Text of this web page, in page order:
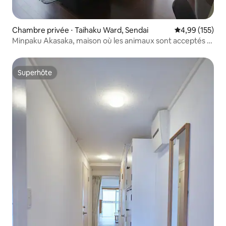
Chambre privée ⋅ Taihaku Ward, Sendai Évaluation
4,99 (155)
Minpaku Akasaka, maison où les animaux sont acceptés ~
Superhôte
Superhôte